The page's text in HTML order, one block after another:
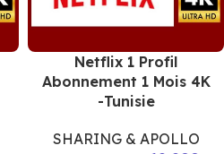
Netflix 1 Profil
Abonnement 1 Mois 4K
-Tunisie
SHARING & APOLLO